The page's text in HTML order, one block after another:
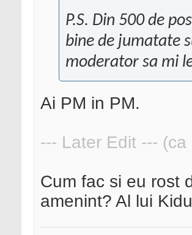
P.S. Din 500 de
bine de jumatate
moderator sa mi
Ai PM in PM.
--- Later Edit ---
Cum fac si eu rost
amenint? Al lui